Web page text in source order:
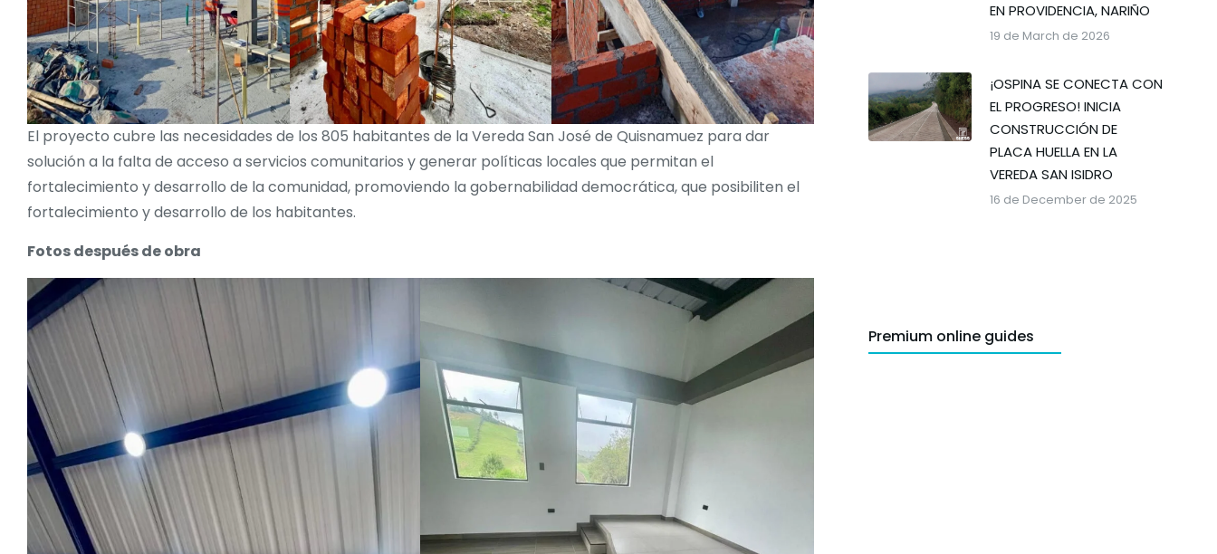
El proyecto cubre las necesidades de los 805 habitantes de la Vereda San José de Quisnamuez para dar
solución a la falta de acceso a servicios comunitarios y generar políticas locales que permitan el
fortalecimiento y desarrollo de la comunidad, promoviendo la gobernabilidad democrática, que posibiliten el
fortalecimiento y desarrollo de los habitantes.
Fotos después de obra
EN PROVIDENCIA, NARIÑO
19 de March de 2026
¡OSPINA SE CONECTA CON
EL PROGRESO! INICIA
CONSTRUCCIÓN DE
PLACA HUELLA EN LA
VEREDA SAN ISIDRO
16 de December de 2025
Premium online guides